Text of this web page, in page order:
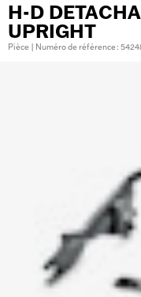
H-D
UPRIGHT
Pièce | Numéro de référence :